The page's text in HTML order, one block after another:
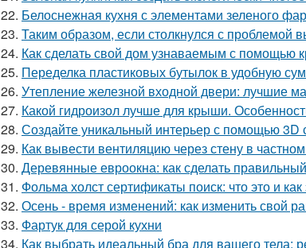
22. Белоснежная кухня с элементами зеленого
23. Таким образом, если столкнулся с проблемой
24. Как сделать свой дом узнаваемым с помощью
25. Переделка пластиковых бутылок в удобную
26. Утепление железной входной двери: лучшие
27. Какой гидроизол лучше для крыши.
28. Создайте уникальный интерьер с помощью 3D
29. Как вывести вентиляцию через стену в
30. Деревянные евроокна: как сделать
31. Фольма холст сертификаты поиск: что это и как
32. Осень - время изменений: как изменить свой
33. Фартук для серой кухни
34. Как выбрать идеальный бра для вашего тела: